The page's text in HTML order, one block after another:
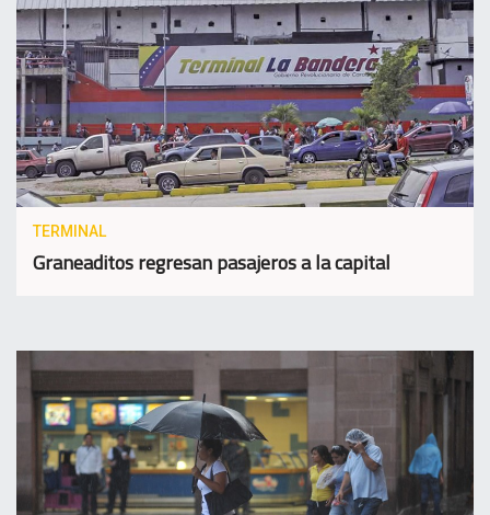
TERMINAL
Graneaditos regresan pasajeros a la capital